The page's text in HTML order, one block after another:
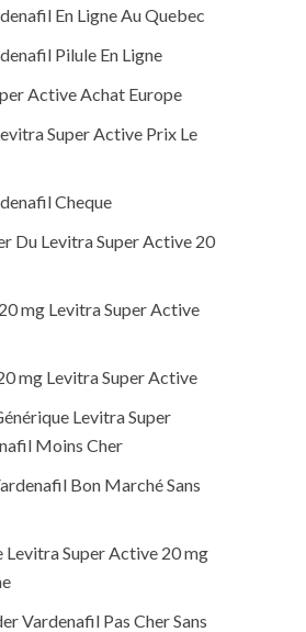
En Ligne Au Quebec
Pilule En Ligne
Active Achat Europe
Super Active Prix Le
Cheque
Du Levitra Super Active 20
mg Levitra Super Active
mg Levitra Super Active
Levitra Super
Moins Cher
Bon Marché Sans
Levitra Super Active 20 mg
Vardenafil Pas Cher Sans